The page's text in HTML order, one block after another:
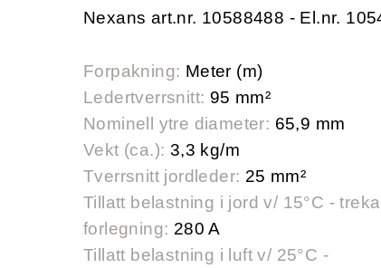
Nexans art.nr. 10588488 - El.nr.
Forpakning: Meter (m)
Ledertverrsnitt: 95 mm²
Nominell ytre diameter: 65,9 mm
Vekt (ca.): 3,3 kg/m
Tverrsnitt jordleder: 25 mm²
Tillatt belastning i jord v/ 15°C -
forlegning: 280 A
Tillatt belastning i luft v/ 25°C -